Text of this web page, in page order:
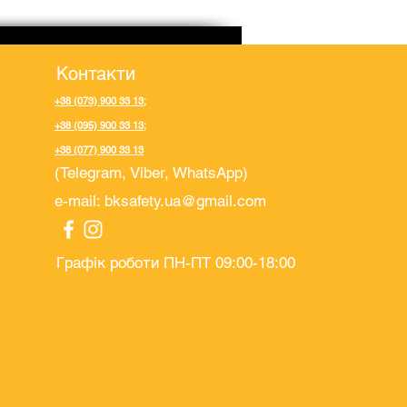
Контакти
+38 (073) 900 33 13;
+38 (095) 900 33 13;
+38 (077) 900 33 13
(Telegram, Viber, WhatsApp)
e-mail: bksafety.ua@gmail.com
Графік роботи ПН-ПТ 09:00-18:00